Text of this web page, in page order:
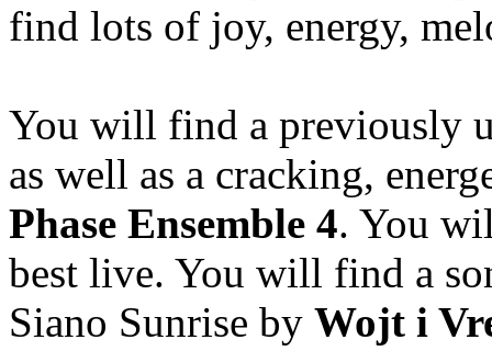
find lots of joy, energy,
You will find a previously
as well as a cracking,
Phase Ensemble 4. You
best live. You will find a
Siano Sunrise by Wojt i